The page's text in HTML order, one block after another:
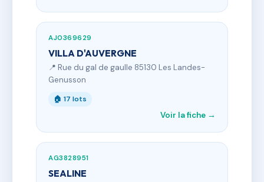
AJ0369629
VILLA D'AUVERGNE
📍 Rue du gal de gaulle 85130 Les Landes-
Genusson
🏠 17 lots
Voir la fiche →
AG3828951
SEALINE